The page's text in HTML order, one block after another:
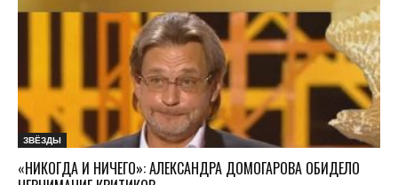
ЗВЁЗДЫ
«НИКОГДА И НИЧЕГО»: АЛЕКСАНДРА ДОМОГАРОВА ОБИДЕЛО